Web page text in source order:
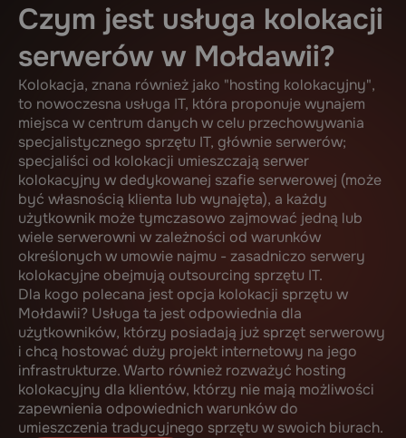
Czym jest usługa kolokacji
serwerów w Mołdawii?
Kolokacja, znana również jako "hosting kolokacyjny",
to nowoczesna usługa IT, która proponuje wynajem
miejsca w centrum danych w celu przechowywania
specjalistycznego sprzętu IT, głównie serwerów;
specjaliści od kolokacji umieszczają serwer
kolokacyjny w dedykowanej szafie serwerowej (może
być własnością klienta lub wynajęta), a każdy
użytkownik może tymczasowo zajmować jedną lub
wiele serwerowni w zależności od warunków
określonych w umowie najmu - zasadniczo serwery
kolokacyjne obejmują outsourcing sprzętu IT.
Dla kogo polecana jest opcja kolokacji sprzętu w
Mołdawii? Usługa ta jest odpowiednia dla
użytkowników, którzy posiadają już sprzęt serwerowy
i chcą hostować duży projekt internetowy na jego
infrastrukturze. Warto również rozważyć hosting
kolokacyjny dla klientów, którzy nie mają możliwości
zapewnienia odpowiednich warunków do
umieszczenia tradycyjnego sprzętu w swoich biurach.